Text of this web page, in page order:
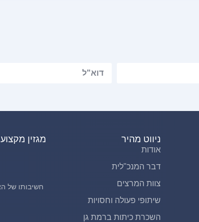
ניווט מהיר
אודות
דבר המנכ"לית
צוות המרצים
שיתופי פעולה וחסויות
השכרת כיתות ברמת גן
מגזין
חשיבותו של